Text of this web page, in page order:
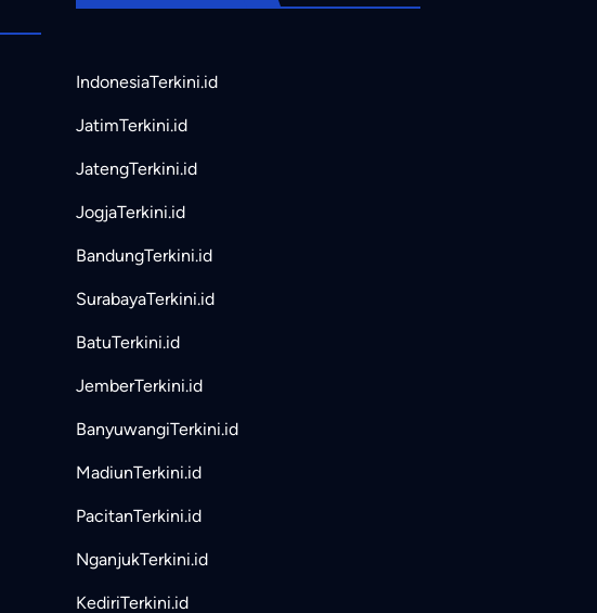
IndonesiaTerkini.id
JatimTerkini.id
JatengTerkini.id
JogjaTerkini.id
BandungTerkini.id
SurabayaTerkini.id
BatuTerkini.id
JemberTerkini.id
BanyuwangiTerkini.id
MadiunTerkini.id
PacitanTerkini.id
NganjukTerkini.id
KediriTerkini.id